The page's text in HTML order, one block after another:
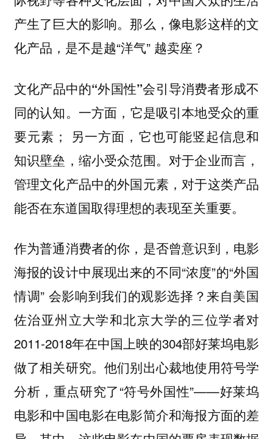
产生了巨大的影响。那么，像电影这样的文
化产品，是不是越“洋气” 越卖座？
文化产品中的“外国性”会引导消费者形成不
同的认知。 一方面，它是吸引本地受众的重
要元素； 另一方面，它也可能竖起信息和
知识壁垒，缩小受众范围。对于企业而言，
管理文化产品中的外国元素，对于这类产品
能否在东道国取得理想的表现至关重要。
作为普通消费者的你，是否曾意识到，电影
海报的设计中展现出来的不同“浓度”的“外国
情调” 会影响到我们的观影选择？来自美国
佐治亚州立大学和北京大学的三位学者对
2011-2018年在中国上映的304部好莱坞电影
做了相关研究。他们别出心裁地使用符号学
分析，重点研究了“符号外国性”——好莱坞
电影和中国电影在电影简介和海报方面的差